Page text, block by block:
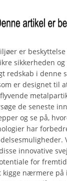
er
sikkerheden
redskab i denne
er designet til
de seneste
og se på,
har
innovative
for
kigge nærmere på